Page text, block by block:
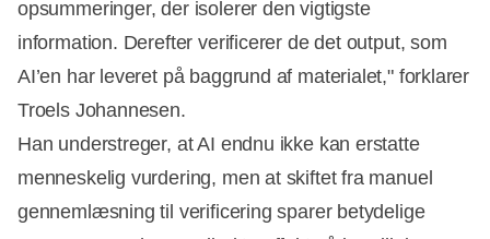
opsummeringer, der isolerer den vigtigste
information. Derefter verificerer de det output, som
AI’en har leveret på baggrund af materialet," forklarer
Troels Johannesen.
Han understreger, at AI endnu ikke kan erstatte
menneskelig vurdering, men at skiftet fra manuel
gennemlæsning til verificering sparer betydelige